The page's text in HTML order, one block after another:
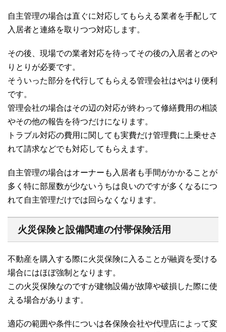
自主管理の場合は直ぐに対応してもらえる業者を手配して
入居者と連絡を取りつつ対応します。
その後、現場での業者対応を待ってその後の入居者とのや
りとりが必要です。
そういった部分を代行してもらえる管理会社はやはり便利
です。
管理会社の場合はその辺の対応が終わって修繕費用の相談
やその他の報告を待つだけになります。
トラブル対応の費用に関しても実費だけ管理費に上乗せさ
れて請求などでも対応してもらえます。
自主管理の場合はオーナーも入居者も手間がかかることが
多く特に部屋数が少ないうちは良いのですが多くなるにつ
れて自主管理だけでは回らなくなります。
火災保険と設備関連の付帯保険活用
不動産を購入する際に火災保険に入ることが融資を受ける
場合にはほぼ強制となります。
この火災保険なのですが建物設備が故障や破損した際に使
える場合があります。
適応の範囲や条件についは各保険会社や代理店によって変